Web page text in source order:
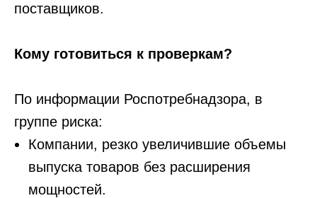
поставщиков.
Кому готовиться к проверкам?
По информации Роспотребнадзора, в
группе риска:
Компании, резко увеличившие объемы
выпуска товаров без расширения
мощностей.